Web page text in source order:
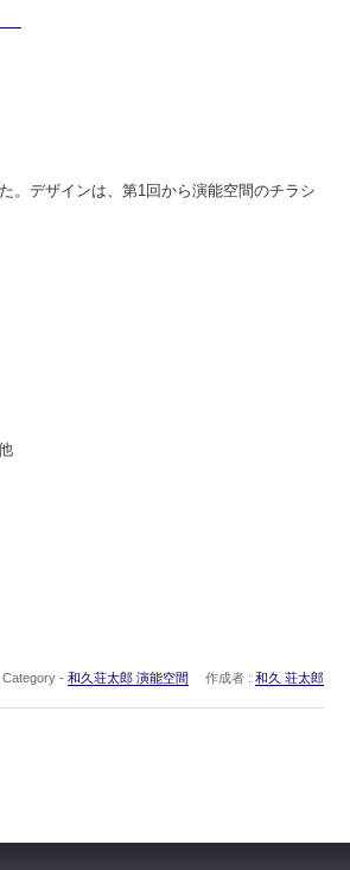
デザインは、第1回から演能空間のチラシ
Category - 和久荘太郎 演能空間 作成者 : 和久 荘太郎